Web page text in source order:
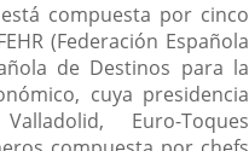
compuesta por cinco
(Federación Española
de Destinos para la
cuya presidencia
Euro-Toques